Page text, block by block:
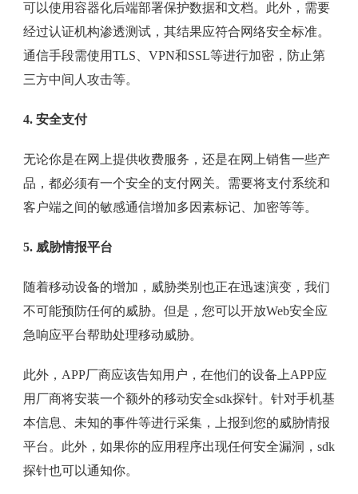
可以使用容器化后端部署保护数据和文档。此外，需要
经过认证机构渗透测试，其结果应符合网络安全标准。
通信手段需使用TLS、VPN和SSL等进行加密，防止第
三方中间人攻击等。
4. 安全支付
无论你是在网上提供收费服务，还是在网上销售一些产
品，都必须有一个安全的支付网关。需要将支付系统和
客户端之间的敏感通信增加多因素标记、加密等等。
5. 威胁情报平台
随着移动设备的增加，威胁类别也正在迅速演变，我们
不可能预防任何的威胁。但是，您可以开放Web安全应
急响应平台帮助处理移动威胁。
此外，APP厂商应该告知用户，在他们的设备上APP应
用厂商将安装一个额外的移动安全sdk探针。针对手机基
本信息、未知的事件等进行采集，上报到您的威胁情报
平台。此外，如果你的应用程序出现任何安全漏洞，sdk
探针也可以通知你。